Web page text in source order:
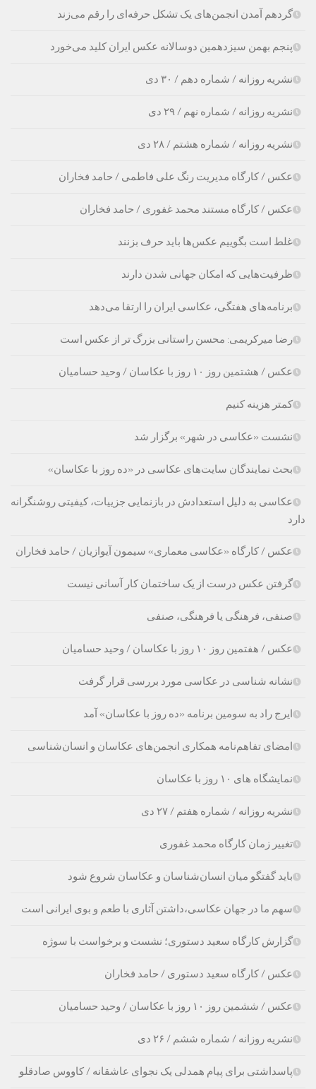
گردهم آمدن انجمن‌های یک تشکل حرفه‌ای را رقم می‌زند
پنجم بهمن سیزدهمین دوسالانه عکس ایران کلید می‌خورد
نشریه روزانه / شماره دهم / ۳۰ دی
نشریه روزانه / شماره نهم / ۲۹ دی
نشریه روزانه / شماره هشتم / ۲۸ دی
عکس / کارگاه مدیریت رنگ علی فاطمی / حامد فخاران
عکس / کارگاه مستند محمد غفوری / حامد فخاران
غلط است بگوییم عکس‌ها باید حرف بزنند
ظرفیت‌هایی که امکان جهانی شدن دارند
برنامه‌های هفتگی، عکاسی ایران را ارتقا می‌دهد
رضا میرکریمی: محسن راستانی بزرگ تر از عکس است
عکس / هشتمین روز ۱۰ روز با عکاسان / وحید حسامیان
کمتر هزینه کنیم
نشست «عکاسی در شهر» برگزار شد
بحث نمایندگان سایت‌های عکاسی در «ده روز با عکاسان»
عکاسی به دلیل استعدادش در بازنمایی جزییات، کیفیتی روشنگرانه
دارد
عکس / کارگاه «عکاسی معماری» سیمون آیوازیان / حامد فخاران
گرفتن عکس درست از یک ساختمان کار آسانی نیست
صنفی، فرهنگی یا فرهنگی، صنفی
عکس / هفتمین روز ۱۰ روز با عکاسان / وحید حسامیان
نشانه شناسی در عکاسی مورد بررسی قرار گرفت
ایرج راد به سومین برنامه «ده روز با عکاسان» آمد
امضای تفاهم‌نامه همکاری انجمن‌های عکاسان و انسان‌شناسی
نمایشگاه های ۱۰ روز با عکاسان
نشریه روزانه / شماره هفتم / ۲۷ دی
تغییر زمان کارگاه محمد غفوری
باید گفتگو میان انسان‌شناسان و عکاسان شروع شود
سهم ما در جهان عکاسی،داشتن آثاری با طعم و بوی ایرانی است
گزارش کارگاه سعید دستوری؛ نشست و برخواست با سوژه
عکس / کارگاه سعید دستوری / حامد فخاران
عکس / ششمین روز ۱۰ روز با عکاسان / وحید حسامیان
نشریه روزانه / شماره ششم / ۲۶ دی
پاسداشتی برای پیام همدلی یک نجوای عاشقانه / کاووس صادقلو